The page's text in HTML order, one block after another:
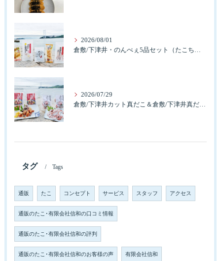
2026/08/01
倉敷/下津井・のんべぇ5品セット（たこちく、たこ玉、味付のり、串酢だこ、味付けけやわらか真だこチーズ）3歳のお子様も大好きなんですよ。
2026/07/29
倉敷/下津井カット真だこ＆倉敷/下津井真だこ唐揚げ・セット人気です。
タグ Tags
通販 たこ コンセプト サービス スタッフ アクセス
通販のたこ･有限会社信和の口コミ情報
通販のたこ･有限会社信和の評判
通販のたこ･有限会社信和のお客様の声 有限会社信和